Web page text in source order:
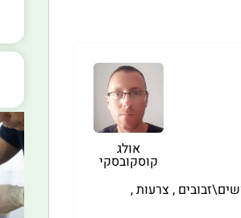
אולג
קוסקובסקי
, צרעות ,